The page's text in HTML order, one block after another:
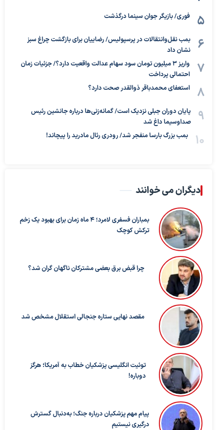
فوری/ بازیگر جوان سینما درگذشت
بمب نقل‌وانتقالات در پرسپولیس/ رضاییان برای بازگشت چراغ سبز
نشان داد
واریز ۳ میلیون تومان سود سهام عدالت واقعیت دارد؟/ جزئیات زمان
احتمالی پرداخت
استعفای محمدباقر ذوالقدر صحت دارد؟
پایان دوران جبلی نزدیک است/ گمانه‌زنی‌ها درباره جانشین رئیس
صداوسیما داغ شد
بمب بزرگ بارسا منفجر شد/ رودری رئال مادرید را پیچاند!
دیگران می خوانند
بمباران فسفری لامرد؛ ۴ ماه زمان برای بهبود یک زخم
ترکش کوچک
چرا قبض برق بعضی مشترکان ناگهان گران شد؟
مقصد نهایی ستاره جنجالی استقلال مشخص شد
توئیت انگلیسی پزشکیان خطاب به آمریکا؛ هرگز
دوباره!
پیام مهم پزشکیان درباره جنگ؛ به‌دنبال گسترش
درگیری نیستیم